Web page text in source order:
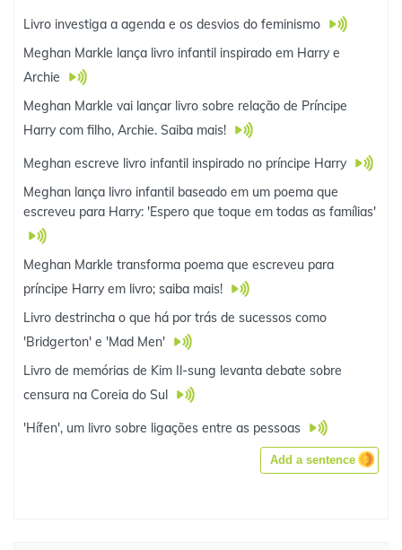
Livro investiga a agenda e os desvios do feminismo
Meghan Markle lança livro infantil inspirado em Harry e
Archie
Meghan Markle vai lançar livro sobre relação de Príncipe
Harry com filho, Archie. Saiba mais!
Meghan escreve livro infantil inspirado no príncipe Harry
Meghan lança livro infantil baseado em um poema que
escreveu para Harry: 'Espero que toque em todas as famílias'
Meghan Markle transforma poema que escreveu para
príncipe Harry em livro; saiba mais!
Livro destrincha o que há por trás de sucessos como
'Bridgerton' e 'Mad Men'
Livro de memórias de Kim Il-sung levanta debate sobre
censura na Coreia do Sul
'Hífen', um livro sobre ligações entre as pessoas
Add a sentence